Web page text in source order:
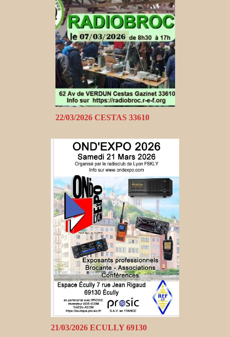
22/03/2026 CESTAS 33610
21/03/2026 ECULLY 69130